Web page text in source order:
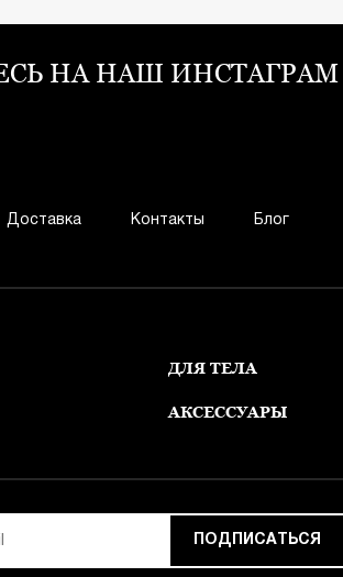
НА НАШ ИНСТАГРАМ
Доставка Контакты Блог
ДЛЯ ТЕЛА
АКСЕССУАРЫ
ПОДПИСАТЬСЯ